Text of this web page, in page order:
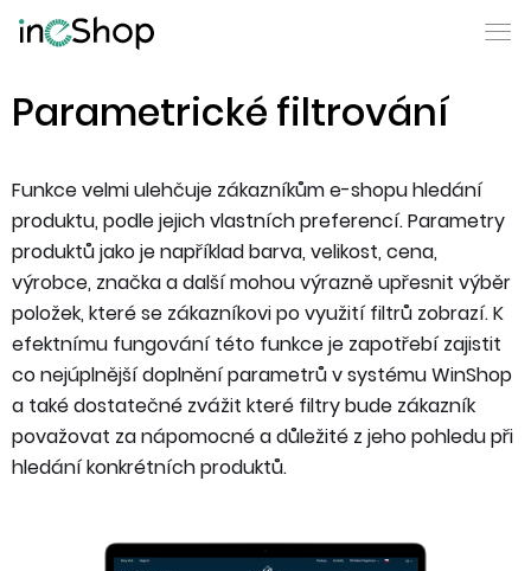
Parametrické filtrování
Funkce velmi ulehčuje zákazníkům e-shopu hledání
produktu, podle jejich vlastních preferencí. Parametry
produktů jako je například barva, velikost, cena,
výrobce, značka a další mohou výrazně upřesnit výběr
položek, které se zákazníkovi po využití filtrů zobrazí. K
efektnímu fungování této funkce je zapotřebí zajistit
co nejúplnější doplnění parametrů v systému WinShop
a také dostatečné zvážit které filtry bude zákazník
považovat za nápomocné a důležité z jeho pohledu při
hledání konkrétních produktů.